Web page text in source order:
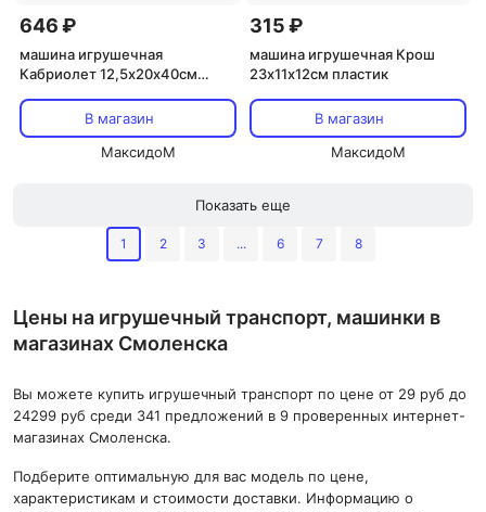
646 ₽
машина игрушечная
Кабриолет 12,5х20х40см
В магазин
МаксидоМ
315 ₽
машина игрушечная Крош
23х11х12см пластик
В магазин
МаксидоМ
Показать еще
1 2 3 ... 6 7 8
Цены на игрушечный транспорт, машинки в
магазинах Смоленска
Вы можете купить игрушечный транспорт по цене от 29 руб до
24299 руб среди 341 предложений в 9 проверенных интернет-
магазинах Смоленска.
Подберите оптимальную для вас модель по цене,
характеристикам и стоимости доставки. Информацию о